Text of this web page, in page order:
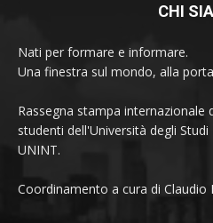
CHI
Nati per formare e informare.
Una finestra sul mondo, alla
Rassegna stampa internazionale
studenti dell'Università degli
UNINT.
Coordinamento a cura di Claudio